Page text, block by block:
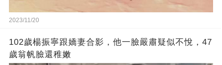
2023/11/20
102歲楊振寧跟嬌妻合影，他一臉嚴肅疑似不悅，47
歲翁帆臉還稚嫩